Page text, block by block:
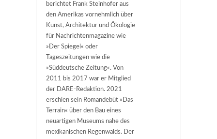
berichtet Frank Steinhofer aus
den Amerikas vornehmlich über
Kunst, Architektur und Ökologie
für Nachrichtenmagazine wie
»Der Spiegel« oder
Tageszeitungen wie die
»Süddeutsche Zeitung«. Von
2011 bis 2017 war er Mitglied
der DARE-Redaktion. 2021
erschien sein Romandebüt »Das
Terrain« über den Bau eines
neuartigen Museums nahe des
mexikanischen Regenwalds. Der